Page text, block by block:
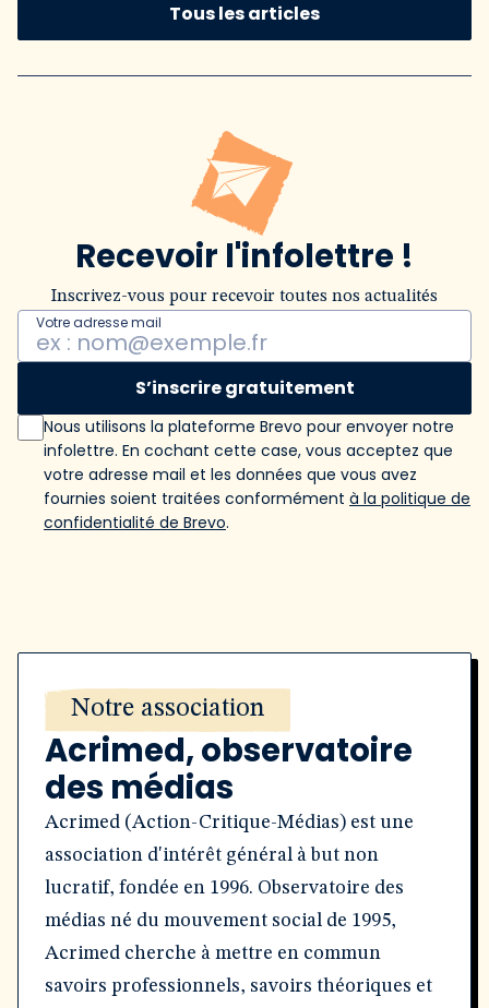
Tous les articles
Recevoir l'infolettre !
Inscrivez-vous pour recevoir toutes nos actualités
Votre adresse mail
S’inscrire gratuitement
Nous utilisons la plateforme Brevo pour envoyer notre
infolettre. En cochant cette case, vous acceptez que
votre adresse mail et les données que vous avez
fournies soient traitées conformément à la politique de
confidentialité de Brevo.
Notre association
Acrimed, observatoire
des médias
Acrimed (Action-Critique-Médias) est une
association d'intérêt général à but non
lucratif, fondée en 1996. Observatoire des
médias né du mouvement social de 1995,
Acrimed cherche à mettre en commun
savoirs professionnels, savoirs théoriques et